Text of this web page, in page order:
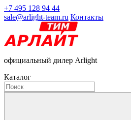
+7 495 128 94 44
sale@arlight-team.ru Контакты
официальный дилер Arlight
Каталог